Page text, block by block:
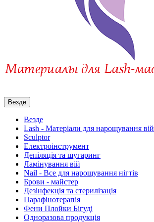
Везде
Везде
Lash - Матеріали для нарощування вій
Sculptor
Електроінструмент
Депіляція та шугаринг
Ламінування вій
Nail - Все для нарощування нігтів
Брови - майстер
Дезінфекція та стерилізація
Парафінотерапія
Фени Плойки Бігуді
Одноразова продукція